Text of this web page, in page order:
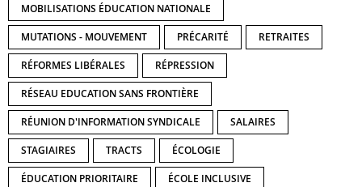
MOBILISATIONS ÉDUCATION NATIONALE
MUTATIONS - MOUVEMENT PRÉCARITÉ RETRAITES
RÉFORMES LIBÉRALES RÉPRESSION
RÉSEAU EDUCATION SANS FRONTIÈRE
RÉUNION D'INFORMATION SYNDICALE SALAIRES
STAGIAIRES TRACTS ÉCOLOGIE
ÉDUCATION PRIORITAIRE ÉCOLE INCLUSIVE